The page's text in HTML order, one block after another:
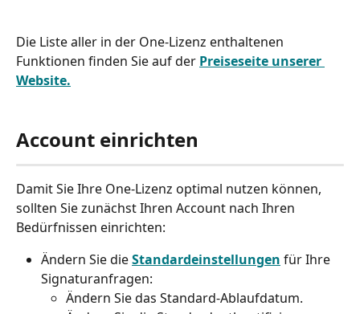
Die Liste aller in der One-Lizenz enthaltenen
Funktionen finden Sie auf der Preiseseite unserer
Website.
Account einrichten
Damit Sie Ihre One-Lizenz optimal nutzen können,
sollten Sie zunächst Ihren Account nach Ihren
Bedürfnissen einrichten:
Ändern Sie die Standardeinstellungen für Ihre
Signaturanfragen:
Ändern Sie das Standard-Ablaufdatum.